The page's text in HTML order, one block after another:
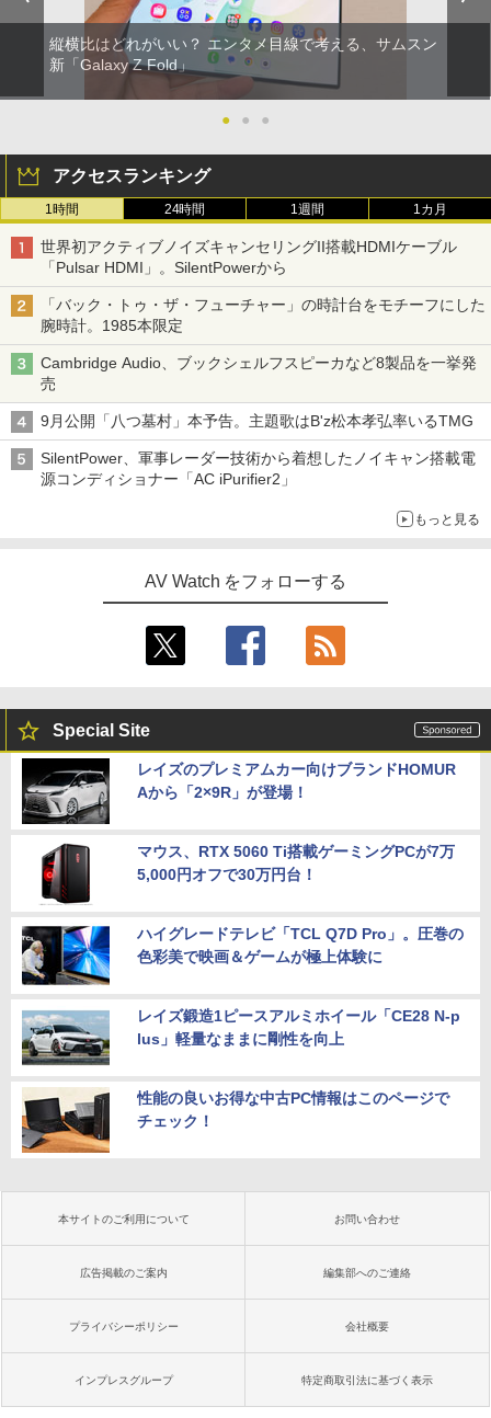
縦横比はどれがいい？ エンタメ目線で考える、サムスン
新「Galaxy Z Fold」
● ● ●
アクセスランキング
1時間 24時間 1週間 1カ月
世界初アクティブノイズキャンセリングII搭載HDMIケーブル
「Pulsar HDMI」。SilentPowerから
「バック・トゥ・ザ・フューチャー」の時計台をモチーフにした
腕時計。1985本限定
Cambridge Audio、ブックシェルフスピーカなど8製品を一挙発
売
9月公開「八つ墓村」本予告。主題歌はB'z松本孝弘率いるTMG
SilentPower、軍事レーダー技術から着想したノイキャン搭載電
源コンディショナー「AC iPurifier2」
もっと見る
AV Watch をフォローする
Special Site
レイズのプレミアムカー向けブランドHOMUR
Aから「2×9R」が登場！
マウス、RTX 5060 Ti搭載ゲーミングPCが7万
5,000円オフで30万円台！
ハイグレードテレビ「TCL Q7D Pro」。圧巻の
色彩美で映画＆ゲームが極上体験に
レイズ鍛造1ピースアルミホイール「CE28 N-p
lus」軽量なままに剛性を向上
性能の良いお得な中古PC情報はこのページで
チェック！
本サイトのご利用について お問い合わせ
広告掲載のご案内 編集部へのご連絡
プライバシーポリシー 会社概要
インプレスグループ 特定商取引法に基づく表示